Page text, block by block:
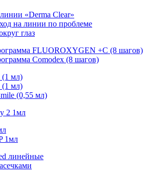
«Derma Clear»
на линии по проблеме
глаз
FLUOROXYGEN +C (8 шагов)
Comodex (8 шагов)
(1 мл)
(1 мл)
(0,55 мл)
2 1мл
1мл
линейные